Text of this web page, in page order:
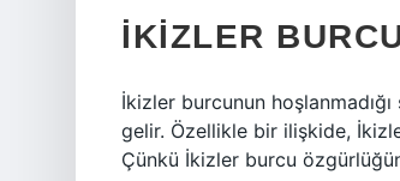
İKIZLER
İkizler burcunun
gelir. Özellikle bir ilişkide,
Çünkü İkizler burcu